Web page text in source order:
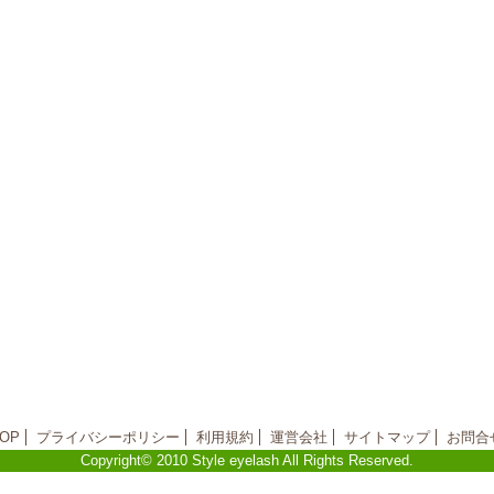
プライバシーポリシー 利用規約 運営会社 サイトマップ
お問合
Copyright© 2010 Style eyelash All Rights Reserved.